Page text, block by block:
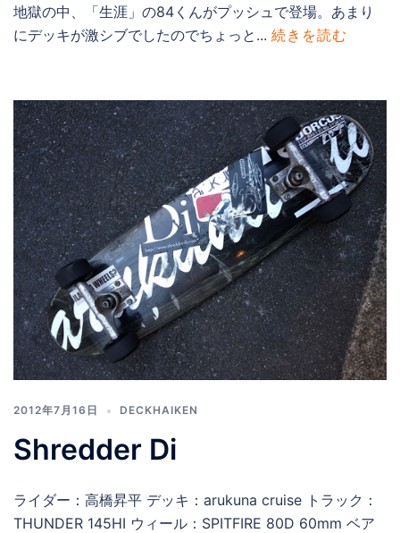
地獄の中、「生涯」の84くんがプッシュで登場。あまり
にデッキが激シブでしたのでちょっと... 続きを読む
2012年7月16日 DECKHAIKEN
Shredder Di
ライダー：高橋昇平 デッキ：arukuna cruise トラック：
THUNDER 145HI ウィール：SPITFIRE 80D 60mm ベア